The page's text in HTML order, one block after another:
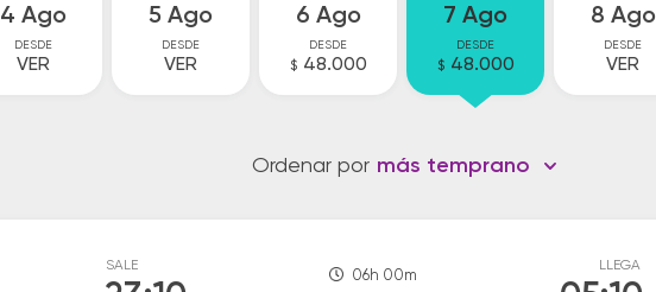
4 Ago
DESDE
VER
5 Ago
DESDE
VER
6 Ago
DESDE
$ 48.000
7 Ago
DESDE
$ 48.000
8 Ago
DESDE
VER
Ordenar por más temprano
SALE
06h 00m
LLEGA